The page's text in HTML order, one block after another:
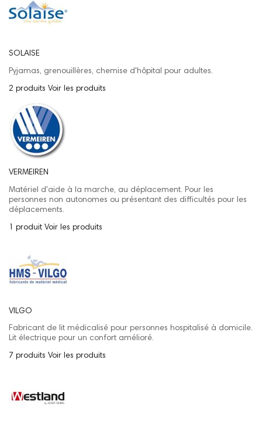
SOLAISE
Pyjamas, grenouillères, chemise d'hôpital pour adultes.
2 produits Voir les produits
VERMEIREN
Matériel d'aide à la marche, au déplacement. Pour les
personnes non autonomes ou présentant des difficultés pour les
déplacements.
1 produit Voir les produits
VILGO
Fabricant de lit médicalisé pour personnes hospitalisé à domicile.
Lit électrique pour un confort amélioré.
7 produits Voir les produits